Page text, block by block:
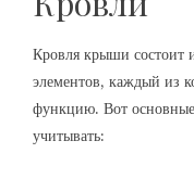
Кровля крыши состоит
элементов, каждый из
функцию. Вот
учитывать: